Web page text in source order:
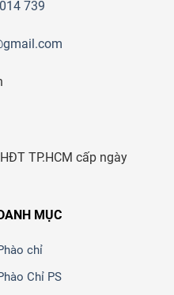
739
TP.HCM cấp ngày
MỤC
chỉ
Chỉ PS